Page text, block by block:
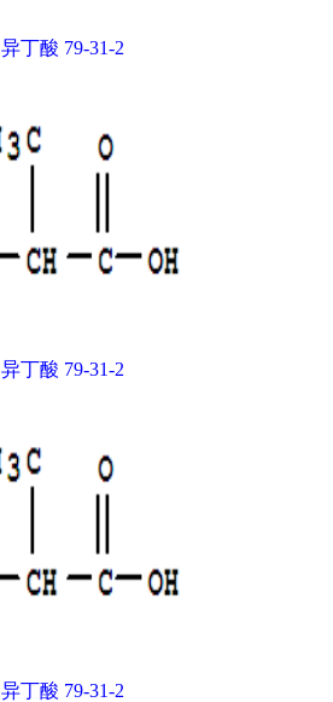
异丁酸 79-31-2
异丁酸 79-31-2
异丁酸 79-31-2